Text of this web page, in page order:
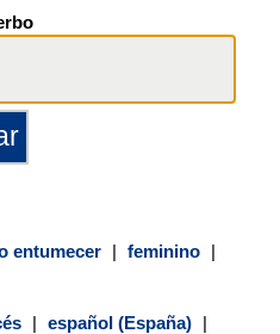
entumecer | feminino |
| español (España) |